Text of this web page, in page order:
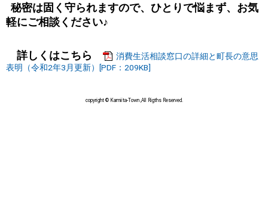
秘密は固く守られますので、ひとりで悩まず、お気
軽にご相談ください♪
詳しくはこちら
消費生活相談窓口の詳細と町長の意思
表明（令和2年3月更新）[PDF：209KB]
copyright © Kamiita-Town ,All Rigths Reserved.